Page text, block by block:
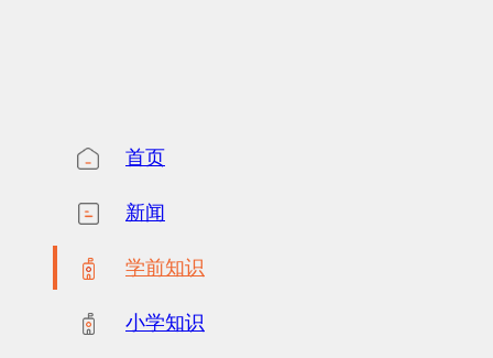
首页
新闻
学前知识
小学知识